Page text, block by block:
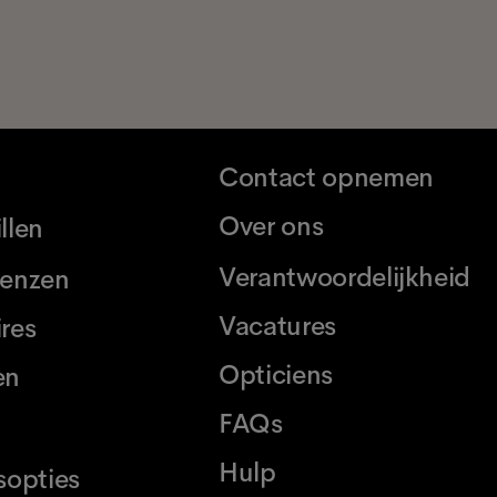
Contact opnemen
Over ons
Verantwoordelijkheid
Vacatures
Opticiens
FAQs
Hulp